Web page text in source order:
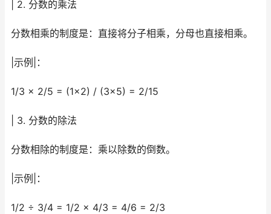
| 2. 分数的乘法
分数相乘的制度是：直接将分子相乘，分母也直接相乘。
|示例|：
1/3 × 2/5 = (1×2) / (3×5) = 2/15
| 3. 分数的除法
分数相除的制度是：乘以除数的倒数。
|示例|：
1/2 ÷ 3/4 = 1/2 × 4/3 = 4/6 = 2/3